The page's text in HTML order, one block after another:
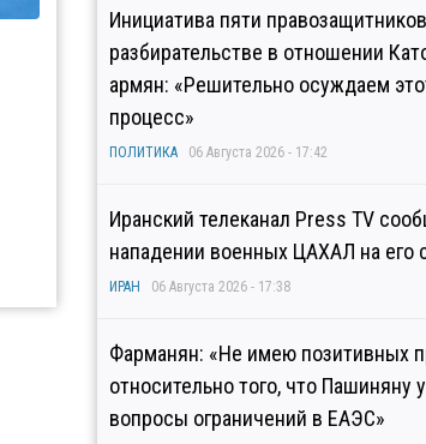
Инициатива пяти
разбирательстве в отношении
армян: «Решительно осуждаем
процесс»
ПОЛИТИКА 06 Августа 2026 - 17:42
Иранский телеканал Press TV
нападении военных ЦАХАЛ на его
ИРАН 06 Августа 2026 - 17:38
Фарманян: «Не имею позитивных
относительно того, что Пашиняну
вопросы ограничений в ЕАЭС»